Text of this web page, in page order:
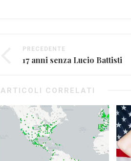
PRECEDENTE
17 anni senza Lucio Battisti
ARTICOLI CORRELATI